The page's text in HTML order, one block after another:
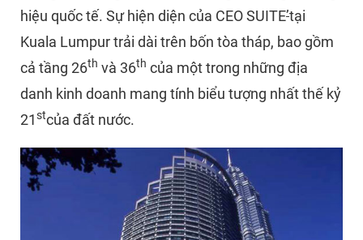
hiệu quốc tế. Sự hiện diện của CEO SUITE’tại
Kuala Lumpur trải dài trên bốn tòa tháp, bao gồm
cả tầng 26th và 36th của một trong những địa
danh kinh doanh mang tính biểu tượng nhất thế kỷ
21stcủa đất nước.